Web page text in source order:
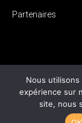
Partenaires
Nous
expérience sur
site, nous